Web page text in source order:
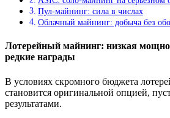
Пул-майнинг: сила в числах
Облачный майнинг: добыча без
Лотерейный майнинг: низкая
редкие награды
В условиях скромного бюджета
становится оригинальной опцией,
результатами.